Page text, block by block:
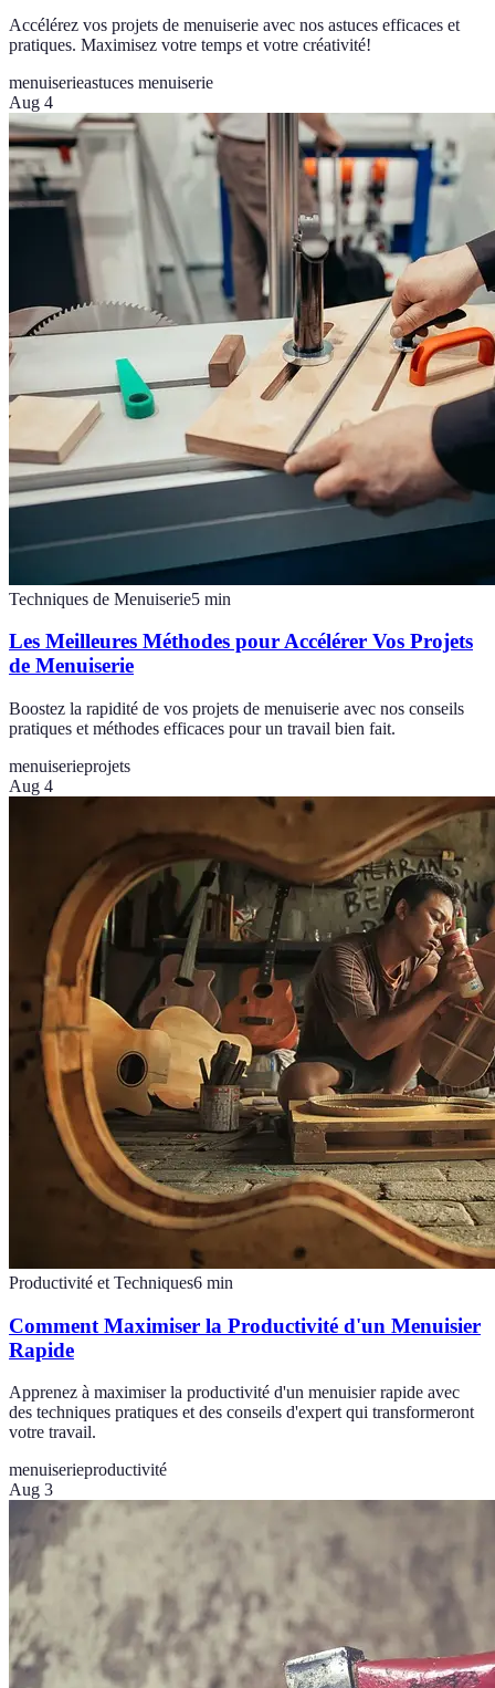
Accélérez vos projets de menuiserie avec nos astuces efficaces et
pratiques. Maximisez votre temps et votre créativité!
menuiserieastuces menuiserie
Aug 4
Techniques de Menuiserie5 min
Les Meilleures Méthodes pour Accélérer Vos Projets
de Menuiserie
Boostez la rapidité de vos projets de menuiserie avec nos conseils
pratiques et méthodes efficaces pour un travail bien fait.
menuiserieprojets
Aug 4
Productivité et Techniques6 min
Comment Maximiser la Productivité d'un Menuisier
Rapide
Apprenez à maximiser la productivité d'un menuisier rapide avec
des techniques pratiques et des conseils d'expert qui transformeront
votre travail.
menuiserieproductivité
Aug 3